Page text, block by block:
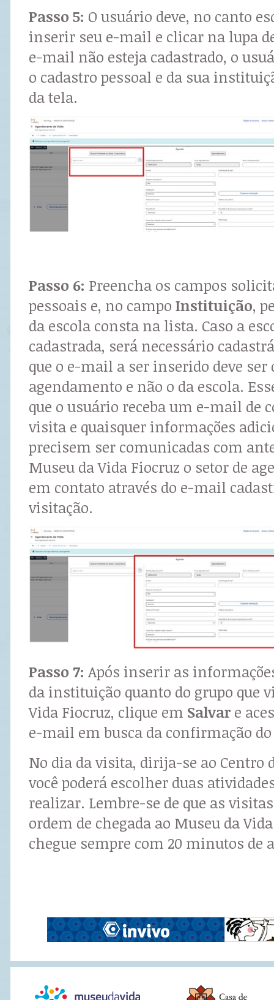
Passo 5: O usuário deve, no canto
inserir seu e-mail e clicar na lupa
e-mail não esteja cadastrado, o
o cadastro pessoal e da sua
da tela.
Passo 6: Preencha os campos
pessoais e, no campo Instituição,
da escola consta na lista. Caso a
cadastrada, será necessário
que o e-mail a ser inserido deve
agendamento e não o da escola.
que o usuário receba um e-mail de
visita e quaisquer informações
precisem ser comunicadas com
Museu da Vida Fiocruz o setor de
em contato através do e-mail
visitação.
Passo 7: Após inserir as
da instituição quanto do grupo que
Vida Fiocruz, clique em Salvar e
e-mail em busca da confirmação
No dia da visita, dirija-se ao Centro
você poderá escolher duas
realizar. Lembre-se de que as
ordem de chegada ao Museu da
chegue sempre com 20 minutos de